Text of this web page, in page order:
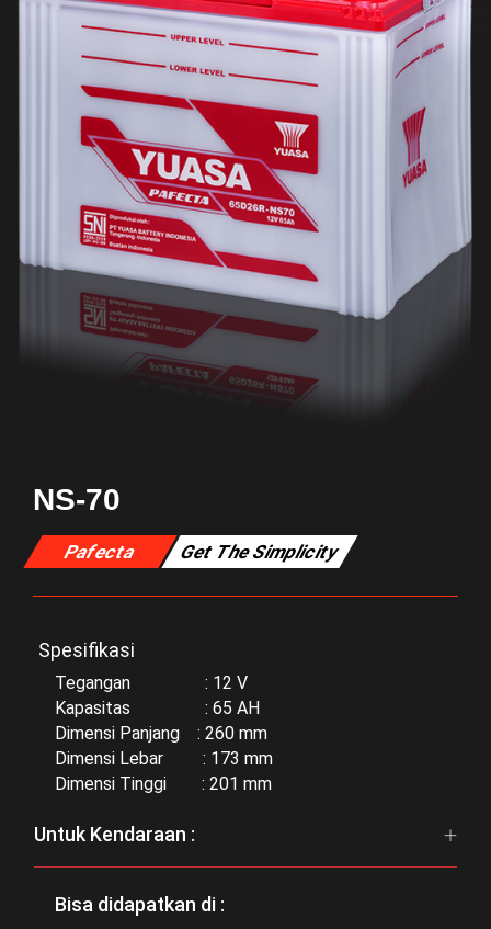
NS-70
Pafecta Get The Simplicity
Spesifikasi
Tegangan : 12 V
Kapasitas : 65 AH
Dimensi Panjang : 260 mm
Dimensi Lebar : 173 mm
Dimensi Tinggi : 201 mm
Untuk Kendaraan :
Bisa didapatkan di :